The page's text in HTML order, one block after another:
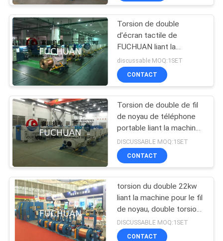
SPECTACLE
VR
PROPOS
DE
NOUS
VISITE
DE
L'USINE
CONTRÔLE
QUALITÉ
Machine de torsion
de fil
47
machine bunching
double torsion
88
Torsion de double
d'écran tactile de
FUCHUAN liant la
machine/Buncher avec le
lancement 6.3-52.3
discussable MOQ:1SET
CONTACT
Torsion de double de fil
de noyau de téléphone
portable liant la machine,
double torsion normale
Buncher
DISCUSSABLE MOQ:1SET
CONTACT
torsion du double 22kw
liant la machine pour le fil
de noyau, double torsion
normale Buncher
DISCUSSABLE MOQ:1SET
CONTACT